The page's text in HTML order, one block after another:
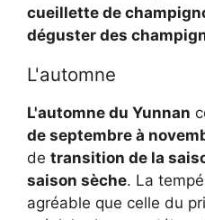
cueillette de
déguster des
L'automne
L'automne du Yunnan
de septembre à
de transition de la
saison sèche. La
agréable que celle du